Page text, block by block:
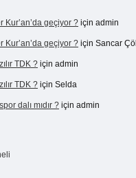
Kur’an’da geçiyor ? için admin
Kur’an’da geçiyor ? için Sancar Çöl
TDK ? için admin
TDK ? için Selda
dalı mıdır ? için admin